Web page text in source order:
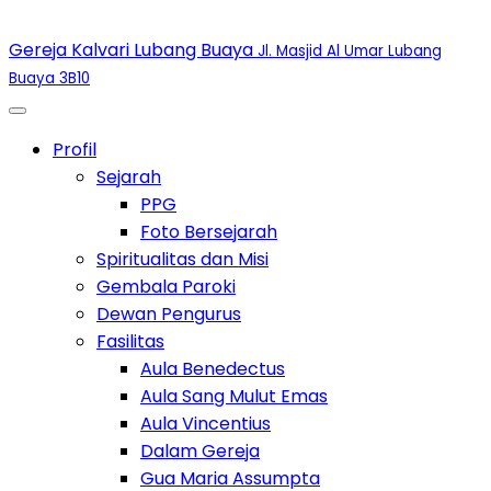
Gereja Kalvari Lubang Buaya Jl. Masjid Al Umar Lubang
Buaya 3B10
Toggle Dropdown
Profil
Toggle Dropdown
Sejarah
PPG
Foto Bersejarah
Spiritualitas dan Misi
Gembala Paroki
Dewan Pengurus
Toggle Dropdown
Fasilitas
Aula Benedectus
Aula Sang Mulut Emas
Aula Vincentius
Dalam Gereja
Gua Maria Assumpta